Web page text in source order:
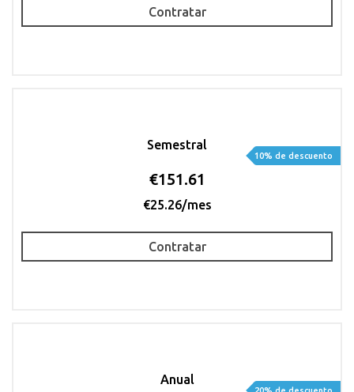
Contratar
Semestral
€151.61
€25.26/mes
10% de descuento
Contratar
Anual
20% de descuento